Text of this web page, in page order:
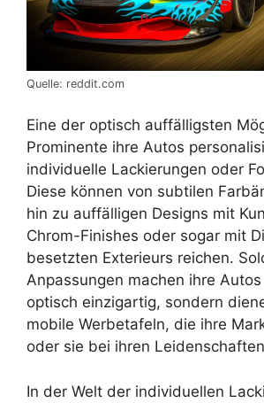
Quelle: reddit.com
Eine der optisch auffälligsten
Prominente ihre Autos
individuelle Lackierungen oder
Diese können von subtilen
hin zu auffälligen Designs mit
Chrom-Finishes oder sogar mit
besetzten Exterieurs reichen.
Anpassungen machen ihre
optisch einzigartig, sondern
mobile Werbetafeln, die ihre
oder sie bei ihren
In der Welt der individuellen